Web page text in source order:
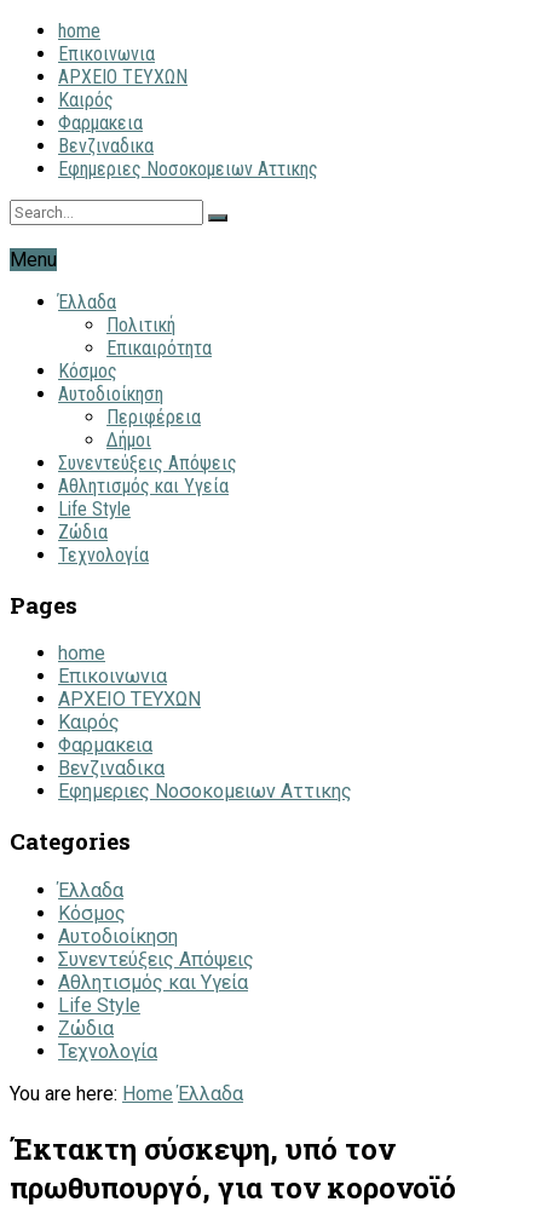
home
Επικοινωνια
ΑΡΧΕΙΟ ΤΕΥΧΩΝ
Καιρός
Φαρμακεια
Βενζιναδικα
Εφημεριες Νοσοκομειων Αττικης
Menu
Έλλαδα
Πολιτική
Επικαιρότητα
Κόσμος
Αυτοδιοίκηση
Περιφέρεια
Δήμοι
Συνεντεύξεις Απόψεις
Αθλητισμός και Υγεία
Life Style
Ζώδια
Τεχνολογία
Pages
home
Επικοινωνια
ΑΡΧΕΙΟ ΤΕΥΧΩΝ
Καιρός
Φαρμακεια
Βενζιναδικα
Εφημεριες Νοσοκομειων Αττικης
Categories
Έλλαδα
Κόσμος
Αυτοδιοίκηση
Συνεντεύξεις Απόψεις
Αθλητισμός και Υγεία
Life Style
Ζώδια
Τεχνολογία
You are here: Home Έλλαδα
Έκτακτη σύσκεψη, υπό τον
πρωθυπουργό, για τον κορονοϊό